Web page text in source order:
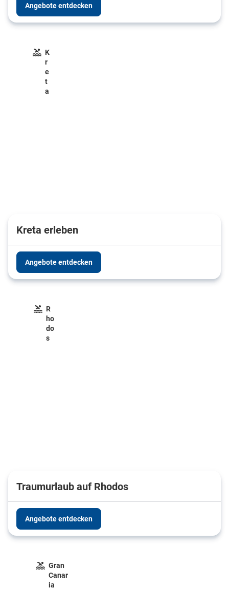
Angebote entdecken
K
r
e
t
a
Kreta erleben
Angebote entdecken
R
ho
do
s
Traumurlaub auf Rhodos
Angebote entdecken
Gran
Canar
ia